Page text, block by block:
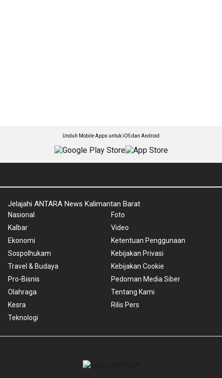
Unduh Mobile Apps untuk iOS dan Android
Jelajahi ANTARA News Kalimantan Barat
Nasional
Kalbar
Ekonomi
Sospolhukam
Travel & Budaya
Pro-Bisnis
Olahraga
Kesra
Teknologi
Foto
Video
Ketentuan Penggunaan
Kebijakan Privasi
Kebijakan Cookie
Pedoman Media Siber
Tentang Kami
Rilis Pers